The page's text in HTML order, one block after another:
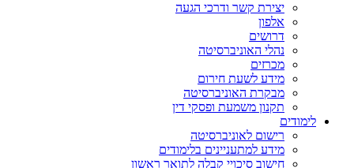
יצירת קשר ודרכי הגעה
אלפון
דרושים
נהלי האוניברסיטה
מכרזים
מידע לשעת חירום
מבקרת האוניברסיטה
תקנון משמעת ופסקי דין
לימודים
רישום לאוניברסיטה
מידע למתעניינים בלימודים
חישוב סיכויי קבלה לתואר ראשון